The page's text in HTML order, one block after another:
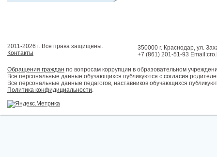
2011-2026 г. Все права защищены.
Контакты
350000 г. Краснодар, ул.
+7 (861) 201-51-93
Обращения граждан по вопросам коррупции в образовательном
Все персональные данные обучающихся публикуются с согласия
Все персональные данные педагогов, наставников обучающихся
Политика конфидициальности.